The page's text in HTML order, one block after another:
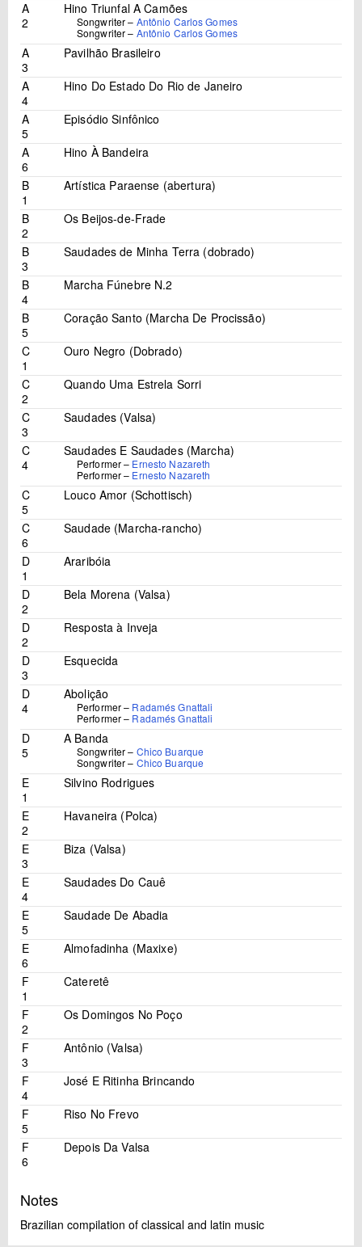
A
2
Hino Triunfal A Camões
Songwriter – Antônio Carlos Gomes
Songwriter – Antônio Carlos Gomes
A
3
Pavilhão Brasileiro
A
4
Hino Do Estado Do Rio de Janeiro
A
5
Episódio Sinfônico
A
6
Hino À Bandeira
B
1
Artística Paraense (abertura)
B
2
Os Beijos-de-Frade
B
3
Saudades de Minha Terra (dobrado)
B
4
Marcha Fúnebre N.2
B
5
Coração Santo (Marcha De Procissão)
C
1
Ouro Negro (Dobrado)
C
2
Quando Uma Estrela Sorri
C
3
Saudades (Valsa)
C
4
Saudades E Saudades (Marcha)
Performer – Ernesto Nazareth
Performer – Ernesto Nazareth
C
5
Louco Amor (Schottisch)
C
6
Saudade (Marcha-rancho)
D
1
Araribóia
D
2
Bela Morena (Valsa)
D
2
Resposta à Inveja
D
3
Esquecida
D
4
Abolição
Performer – Radamés Gnattali
Performer – Radamés Gnattali
D
5
A Banda
Songwriter – Chico Buarque
Songwriter – Chico Buarque
E
1
Silvino Rodrigues
E
2
Havaneira (Polca)
E
3
Biza (Valsa)
E
4
Saudades Do Cauê
E
5
Saudade De Abadia
E
6
Almofadinha (Maxixe)
F
1
Cateretê
F
2
Os Domingos No Poço
F
3
Antônio (Valsa)
F
4
José E Ritinha Brincando
F
5
Riso No Frevo
F
6
Depois Da Valsa
Notes
Brazilian compilation of classical and latin music